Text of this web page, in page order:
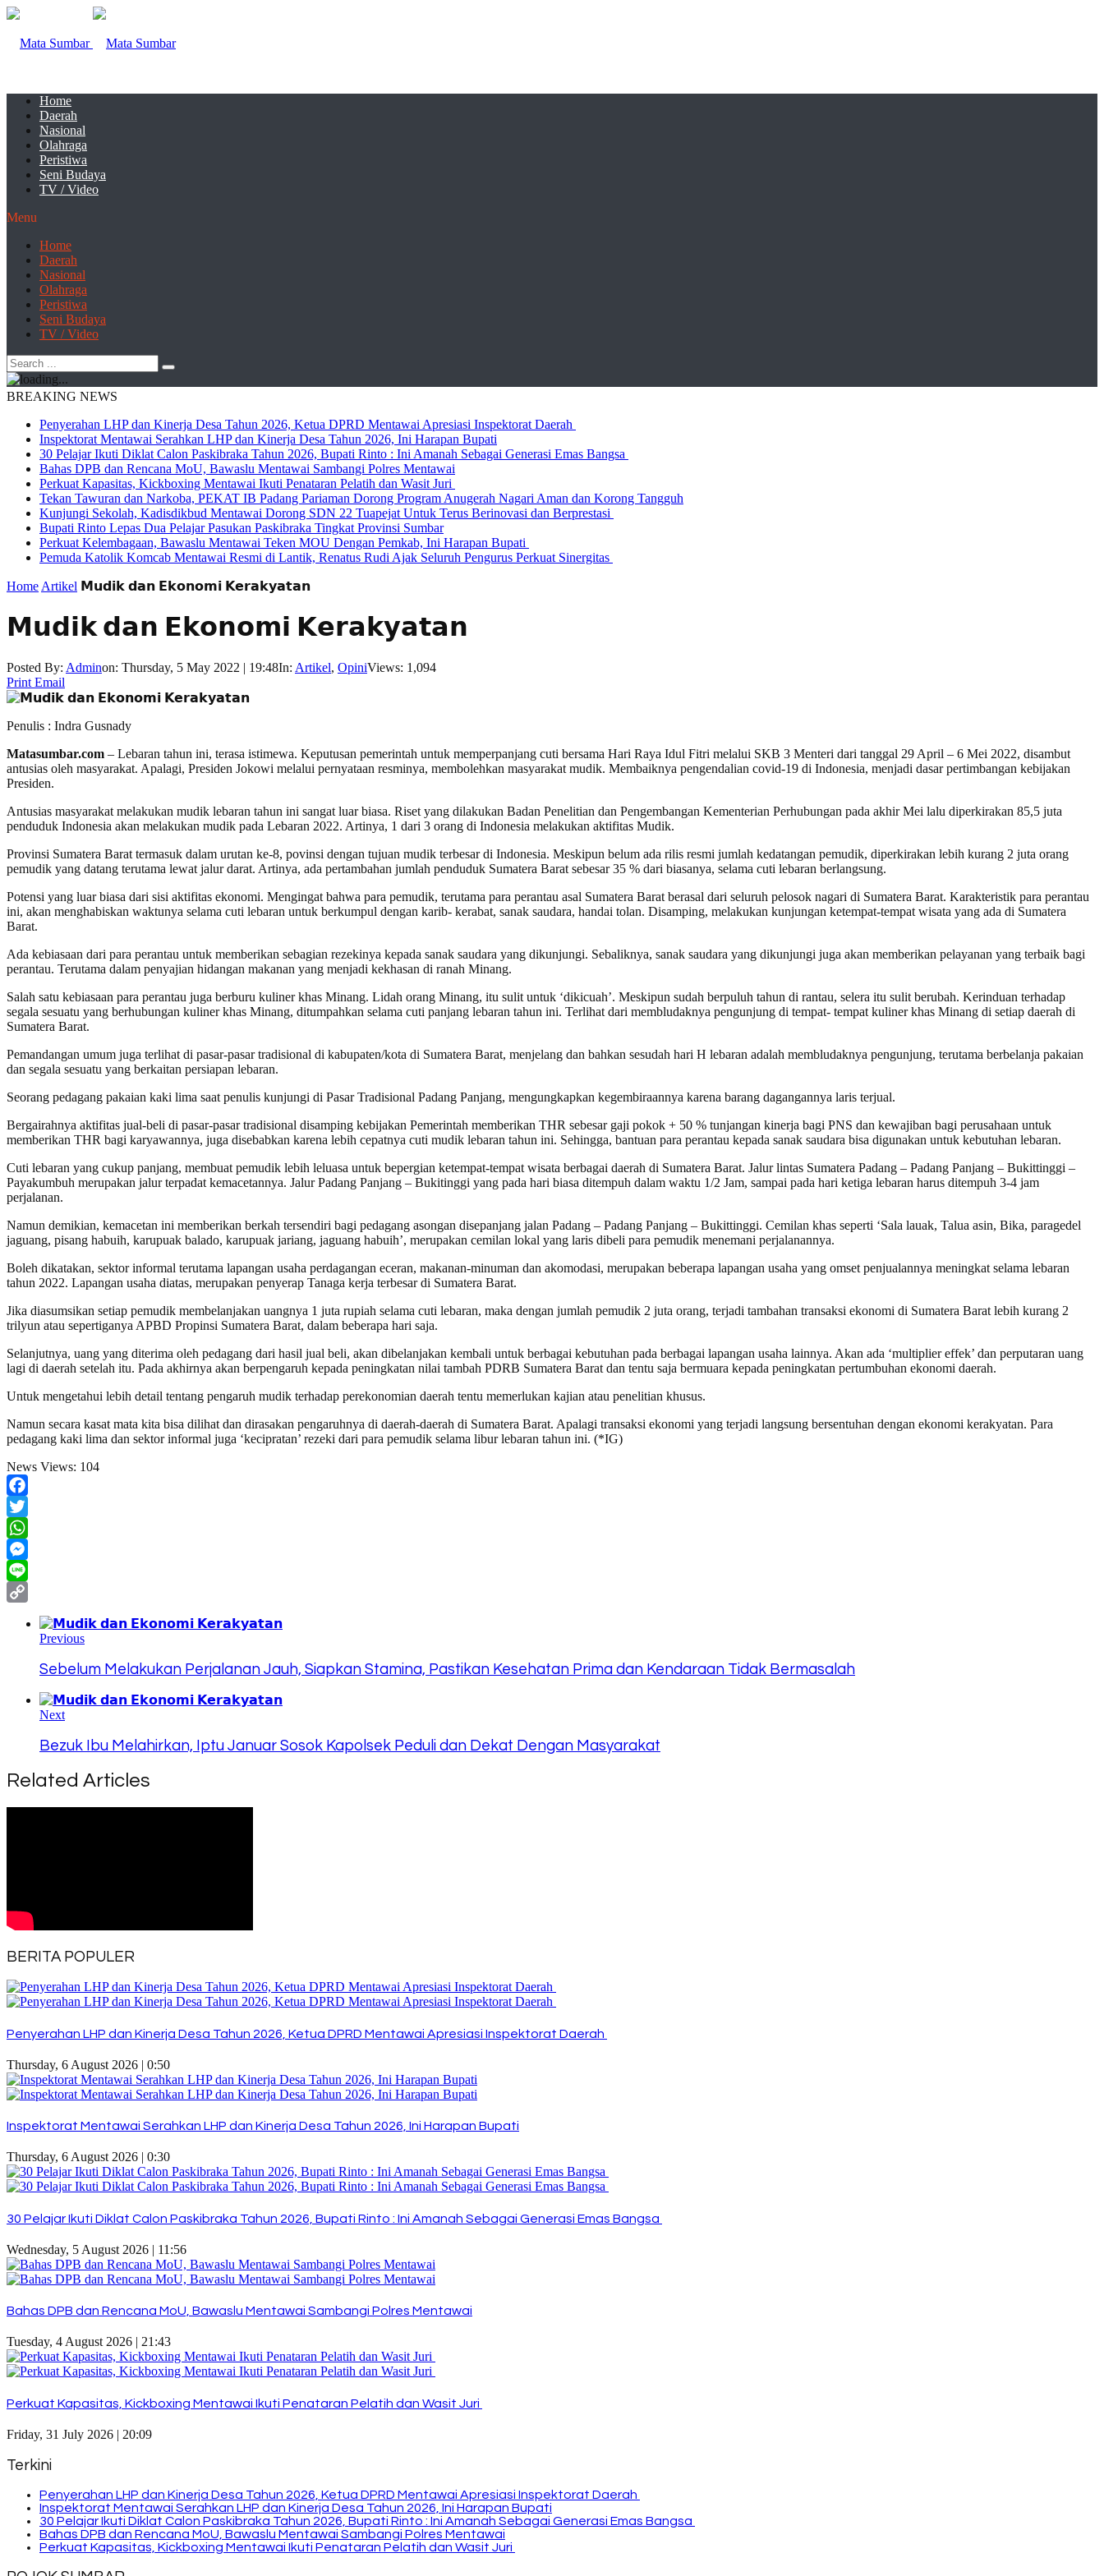
Home
Daerah
Nasional
Olahraga
Peristiwa
Seni Budaya
TV / Video
Menu
Home
Daerah
Nasional
Olahraga
Peristiwa
Seni Budaya
TV / Video
BREAKING NEWS
Penyerahan LHP dan Kinerja Desa Tahun 2026, Ketua DPRD Mentawai Apresiasi Inspektorat Daerah
Inspektorat Mentawai Serahkan LHP dan Kinerja Desa Tahun 2026, Ini Harapan Bupati
30 Pelajar Ikuti Diklat Calon Paskibraka Tahun 2026, Bupati Rinto : Ini Amanah Sebagai Generasi Emas Bangsa
Bahas DPB dan Rencana MoU, Bawaslu Mentawai Sambangi Polres Mentawai
Perkuat Kapasitas, Kickboxing Mentawai Ikuti Penataran Pelatih dan Wasit Juri
Tekan Tawuran dan Narkoba, PEKAT IB Padang Pariaman Dorong Program Anugerah Nagari Aman dan Korong Tangguh
Kunjungi Sekolah, Kadisdikbud Mentawai Dorong SDN 22 Tuapejat Untuk Terus Berinovasi dan Berprestasi
Bupati Rinto Lepas Dua Pelajar Pasukan Paskibraka Tingkat Provinsi Sumbar
Perkuat Kelembagaan, Bawaslu Mentawai Teken MOU Dengan Pemkab, Ini Harapan Bupati
Pemuda Katolik Komcab Mentawai Resmi di Lantik, Renatus Rudi Ajak Seluruh Pengurus Perkuat Sinergitas
Home Artikel 𝗠𝘂𝗱𝗶𝗸 𝗱𝗮𝗻 𝗘𝗸𝗼𝗻𝗼𝗺𝗶 𝗞𝗲𝗿𝗮𝗸𝘆𝗮𝘁𝗮𝗻
𝗠𝘂𝗱𝗶𝗸 𝗱𝗮𝗻 𝗘𝗸𝗼𝗻𝗼𝗺𝗶 𝗞𝗲𝗿𝗮𝗸𝘆𝗮𝘁𝗮𝗻
Posted By: Adminon: Thursday, 5 May 2022 | 19:48In: Artikel, OpiniViews: 1,094
Print Email
Penulis : Indra Gusnady
Matasumbar.com – Lebaran tahun ini, terasa istimewa. Keputusan pemerintah untuk memperpanjang cuti bersama Hari Raya Idul Fitri melalui SKB 3 Menteri dari tanggal 29 April – 6 Mei 2022, disambut
antusias oleh masyarakat. Apalagi, Presiden Jokowi melalui pernyataan resminya, membolehkan masyarakat mudik. Membaiknya pengendalian covid-19 di Indonesia, menjadi dasar pertimbangan kebijakan
Presiden.
Antusias masyarakat melakukan mudik lebaran tahun ini sangat luar biasa. Riset yang dilakukan Badan Penelitian dan Pengembangan Kementerian Perhubungan pada akhir Mei lalu diperkirakan 85,5 juta
penduduk Indonesia akan melakukan mudik pada Lebaran 2022. Artinya, 1 dari 3 orang di Indonesia melakukan aktifitas Mudik.
Provinsi Sumatera Barat termasuk dalam urutan ke-8, povinsi dengan tujuan mudik terbesar di Indonesia. Meskipun belum ada rilis resmi jumlah kedatangan pemudik, diperkirakan lebih kurang 2 juta orang
pemudik yang datang terutama lewat jalur darat. Artinya, ada pertambahan jumlah penduduk Sumatera Barat sebesar 35 % dari biasanya, selama cuti lebaran berlangsung.
Potensi yang luar biasa dari sisi aktifitas ekonomi. Mengingat bahwa para pemudik, terutama para perantau asal Sumatera Barat berasal dari seluruh pelosok nagari di Sumatera Barat. Karakteristik para perantau
ini, akan menghabiskan waktunya selama cuti lebaran untuk berkumpul dengan karib- kerabat, sanak saudara, handai tolan. Disamping, melakukan kunjungan ketempat-tempat wisata yang ada di Sumatera
Barat.
Ada kebiasaan dari para perantau untuk memberikan sebagian rezekinya kepada sanak saudara yang dikunjungi. Sebaliknya, sanak saudara yang dikunjungi juga akan memberikan pelayanan yang terbaik bagi
perantau. Terutama dalam penyajian hidangan makanan yang menjadi kekhasan di ranah Minang.
Salah satu kebiasaan para perantau juga berburu kuliner khas Minang. Lidah orang Minang, itu sulit untuk ‘dikicuah’. Meskipun sudah berpuluh tahun di rantau, selera itu sulit berubah. Kerinduan terhadap
segala sesuatu yang berhubungan kuliner khas Minang, ditumpahkan selama cuti panjang lebaran tahun ini. Terlihat dari membludaknya pengunjung di tempat- tempat kuliner khas Minang di setiap daerah di
Sumatera Barat.
Pemandangan umum juga terlihat di pasar-pasar tradisional di kabupaten/kota di Sumatera Barat, menjelang dan bahkan sesudah hari H lebaran adalah membludaknya pengunjung, terutama berbelanja pakaian
dan segala sesuatu yang berkaitan persiapan lebaran.
Seorang pedagang pakaian kaki lima saat penulis kunjungi di Pasar Tradisional Padang Panjang, mengungkapkan kegembiraannya karena barang dagangannya laris terjual.
Bergairahnya aktifitas jual-beli di pasar-pasar tradisional disamping kebijakan Pemerintah memberikan THR sebesar gaji pokok + 50 % tunjangan kinerja bagi PNS dan kewajiban bagi perusahaan untuk
memberikan THR bagi karyawannya, juga disebabkan karena lebih cepatnya cuti mudik lebaran tahun ini. Sehingga, bantuan para perantau kepada sanak saudara bisa digunakan untuk kebutuhan lebaran.
Cuti lebaran yang cukup panjang, membuat pemudik lebih leluasa untuk bepergian ketempat-tempat wisata berbagai daerah di Sumatera Barat. Jalur lintas Sumatera Padang – Padang Panjang – Bukittinggi –
Payakumbuh merupakan jalur terpadat kemacetannya. Jalur Padang Panjang – Bukitinggi yang pada hari biasa ditempuh dalam waktu 1/2 Jam, sampai pada hari ketiga lebaran harus ditempuh 3-4 jam
perjalanan.
Namun demikian, kemacetan ini memberikan berkah tersendiri bagi pedagang asongan disepanjang jalan Padang – Padang Panjang – Bukittinggi. Cemilan khas seperti ‘Sala lauak, Talua asin, Bika, paragedel
jaguang, pisang habuih, karupuak balado, karupuak jariang, jaguang habuih’, merupakan cemilan lokal yang laris dibeli para pemudik menemani perjalanannya.
Boleh dikatakan, sektor informal terutama lapangan usaha perdagangan eceran, makanan-minuman dan akomodasi, merupakan beberapa lapangan usaha yang omset penjualannya meningkat selama lebaran
tahun 2022. Lapangan usaha diatas, merupakan penyerap Tanaga kerja terbesar di Sumatera Barat.
Jika diasumsikan setiap pemudik membelanjakan uangnya 1 juta rupiah selama cuti lebaran, maka dengan jumlah pemudik 2 juta orang, terjadi tambahan transaksi ekonomi di Sumatera Barat lebih kurang 2
trilyun atau sepertiganya APBD Propinsi Sumatera Barat, dalam beberapa hari saja.
Selanjutnya, uang yang diterima oleh pedagang dari hasil jual beli, akan dibelanjakan kembali untuk berbagai kebutuhan pada berbagai lapangan usaha lainnya. Akan ada ‘multiplier effek’ dan perputaran uang
lagi di daerah setelah itu. Pada akhirnya akan berpengaruh kepada peningkatan nilai tambah PDRB Sumatera Barat dan tentu saja bermuara kepada peningkatan pertumbuhan ekonomi daerah.
Untuk mengetahui lebih detail tentang pengaruh mudik terhadap perekonomian daerah tentu memerlukan kajian atau penelitian khusus.
Namun secara kasat mata kita bisa dilihat dan dirasakan pengaruhnya di daerah-daerah di Sumatera Barat. Apalagi transaksi ekonomi yang terjadi langsung bersentuhan dengan ekonomi kerakyatan. Para
pedagang kaki lima dan sektor informal juga ‘kecipratan’ rezeki dari para pemudik selama libur lebaran tahun ini. (*IG)
News Views: 104
Facebook
Twitter
WhatsApp
Messenger
Line
Previous
Sebelum Melakukan Perjalanan Jauh, Siapkan Stamina, Pastikan Kesehatan Prima dan Kendaraan Tidak Bermasalah
Next
Bezuk Ibu Melahirkan, Iptu Januar Sosok Kapolsek Peduli dan Dekat Dengan Masyarakat
Related Articles
BERITA POPULER
Penyerahan LHP dan Kinerja Desa Tahun 2026, Ketua DPRD Mentawai Apresiasi Inspektorat Daerah
Thursday, 6 August 2026 | 0:50
Inspektorat Mentawai Serahkan LHP dan Kinerja Desa Tahun 2026, Ini Harapan Bupati
Thursday, 6 August 2026 | 0:30
30 Pelajar Ikuti Diklat Calon Paskibraka Tahun 2026, Bupati Rinto : Ini Amanah Sebagai Generasi Emas Bangsa
Wednesday, 5 August 2026 | 11:56
Bahas DPB dan Rencana MoU, Bawaslu Mentawai Sambangi Polres Mentawai
Tuesday, 4 August 2026 | 21:43
Perkuat Kapasitas, Kickboxing Mentawai Ikuti Penataran Pelatih dan Wasit Juri
Friday, 31 July 2026 | 20:09
Terkini
Penyerahan LHP dan Kinerja Desa Tahun 2026, Ketua DPRD Mentawai Apresiasi Inspektorat Daerah
Inspektorat Mentawai Serahkan LHP dan Kinerja Desa Tahun 2026, Ini Harapan Bupati
30 Pelajar Ikuti Diklat Calon Paskibraka Tahun 2026, Bupati Rinto : Ini Amanah Sebagai Generasi Emas Bangsa
Bahas DPB dan Rencana MoU, Bawaslu Mentawai Sambangi Polres Mentawai
Perkuat Kapasitas, Kickboxing Mentawai Ikuti Penataran Pelatih dan Wasit Juri